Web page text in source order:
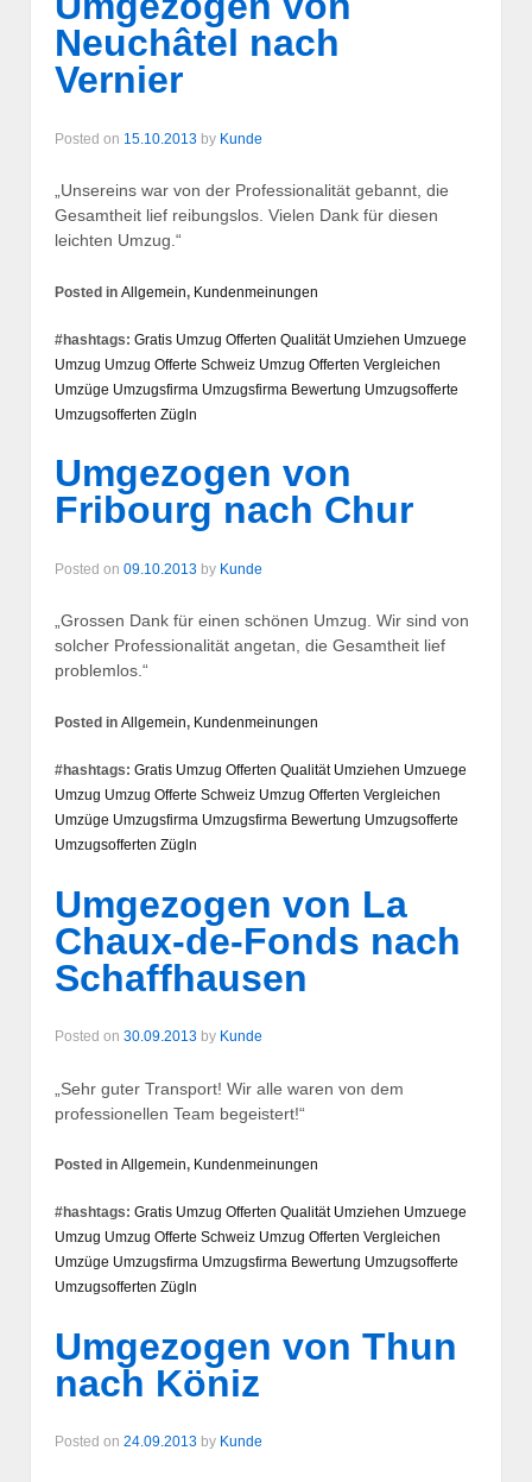
Neuchâtel nach
Vernier
Posted on 15.10.2013 by Kunde
„Unsereins war von der Professionalität gebannt, die
Gesamtheit lief reibungslos. Vielen Dank für diesen
leichten Umzug.“
Posted in Allgemein, Kundenmeinungen
#hashtags: Gratis Umzug Offerten Qualität Umziehen Umzuege
Umzug Umzug Offerte Schweiz Umzug Offerten Vergleichen
Umzüge Umzugsfirma Umzugsfirma Bewertung Umzugsofferte
Umzugsofferten Zügln
Umgezogen von
Fribourg nach Chur
Posted on 09.10.2013 by Kunde
„Grossen Dank für einen schönen Umzug. Wir sind von
solcher Professionalität angetan, die Gesamtheit lief
problemlos.“
Posted in Allgemein, Kundenmeinungen
#hashtags: Gratis Umzug Offerten Qualität Umziehen Umzuege
Umzug Umzug Offerte Schweiz Umzug Offerten Vergleichen
Umzüge Umzugsfirma Umzugsfirma Bewertung Umzugsofferte
Umzugsofferten Zügln
Umgezogen von La
Chaux-de-Fonds nach
Schaffhausen
Posted on 30.09.2013 by Kunde
„Sehr guter Transport! Wir alle waren von dem
professionellen Team begeistert!“
Posted in Allgemein, Kundenmeinungen
#hashtags: Gratis Umzug Offerten Qualität Umziehen Umzuege
Umzug Umzug Offerte Schweiz Umzug Offerten Vergleichen
Umzüge Umzugsfirma Umzugsfirma Bewertung Umzugsofferte
Umzugsofferten Zügln
Umgezogen von Thun
nach Köniz
Posted on 24.09.2013 by Kunde